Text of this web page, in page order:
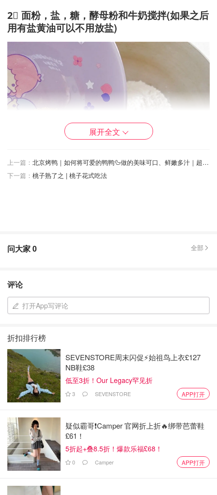
2⃣️ 面粉，盐，糖，酵母粉和牛奶搅拌(如果之后
用有盐黄油可以不用放盐)
糖
展开全文
上一篇：
北京烤鸭｜如何将可爱的鸭鸭🦆做的美味可口、鲜嫩多汁｜超详细制作过程➕烤鸭饼做法
下一篇： 桃子熟了之 | 桃子花式吃法
问大家0 全部
评论
打开App写评论
折扣排行榜
SEVENSTORE周末闪促⚡️始祖鸟上衣£127
NB鞋£38
低至3折！Our Legacy罕见折
3 SEVENSTORE APP打开
疑似霸哥❗️Camper 官网折上折🔥绑带芭蕾鞋
£61！
5折起+叠8.5折！爆款乐福£68！
0 Camper APP打开